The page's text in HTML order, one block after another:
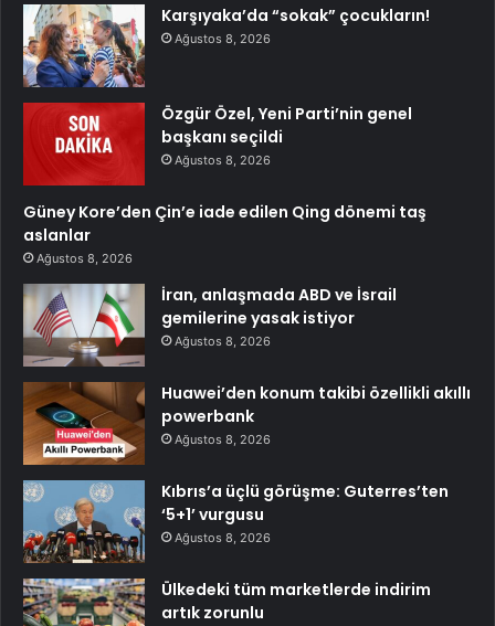
Karşıyaka’da “sokak” çocukların!
Ağustos 8, 2026
Özgür Özel, Yeni Parti’nin genel
başkanı seçildi
Ağustos 8, 2026
Güney Kore’den Çin’e iade edilen Qing dönemi taş
aslanlar
Ağustos 8, 2026
İran, anlaşmada ABD ve İsrail
gemilerine yasak istiyor
Ağustos 8, 2026
Huawei’den konum takibi özellikli akıllı
powerbank
Ağustos 8, 2026
Kıbrıs’a üçlü görüşme: Guterres’ten
‘5+1’ vurgusu
Ağustos 8, 2026
Ülkedeki tüm marketlerde indirim
artık zorunlu